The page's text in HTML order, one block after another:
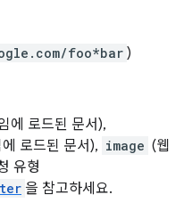
foo*bar )
에 로드된 문서),
로드된 문서), image (웹
유형
을 참고하세요.